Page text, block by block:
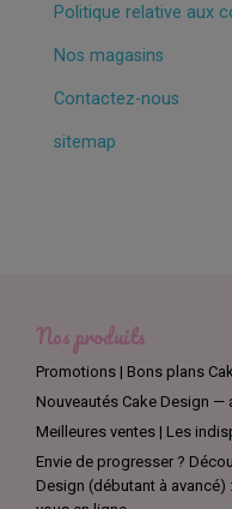
Politique relative aux
Nos magasins
Contactez-nous
sitemap
Nos produits
Promotions | Bons plans
Nouveautés Cake Design —
Meilleures ventes | Les
Envie de progresser ?
Design (débutant à